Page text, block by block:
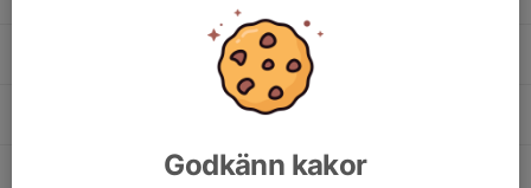
, P 11/12
Godkänn kakor